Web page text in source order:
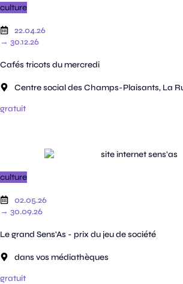
culture
22.04.26
→ 30.12.26
Cafés tricots du mercredi
Centre social des Champs-Plaisants, La
gratuit
culture
02.05.26
→ 30.09.26
Le grand Sens'As - prix du jeu de société
dans vos médiathèques
gratuit